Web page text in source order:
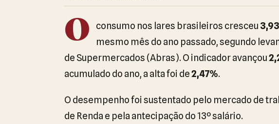
O consumo nos lares brasileiros cresceu
mesmo mês do ano passado, segundo
de Supermercados (Abras). O indicador avançou
acumulado do ano, a alta foi de2,47%.
O desempenho foi sustentado pelo mercado de
de Renda e pela antecipação do 13º salário.